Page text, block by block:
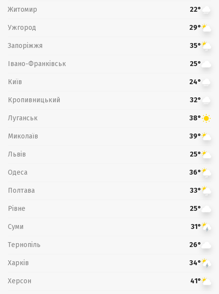
Житомир 22°
Ужгород 29°
Запоріжжя 35°
Івано-Франківськ 25°
Київ 24°
Кропивницький 32°
Луганськ 38°
Миколаїв 39°
Львів 25°
Одеса 36°
Полтава 33°
Рівне 25°
Суми 31°
Тернопіль 26°
Харків 34°
Херсон 41°